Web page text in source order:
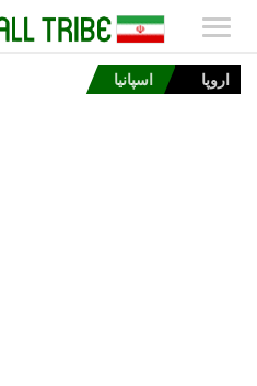
اروپا اسپانیا